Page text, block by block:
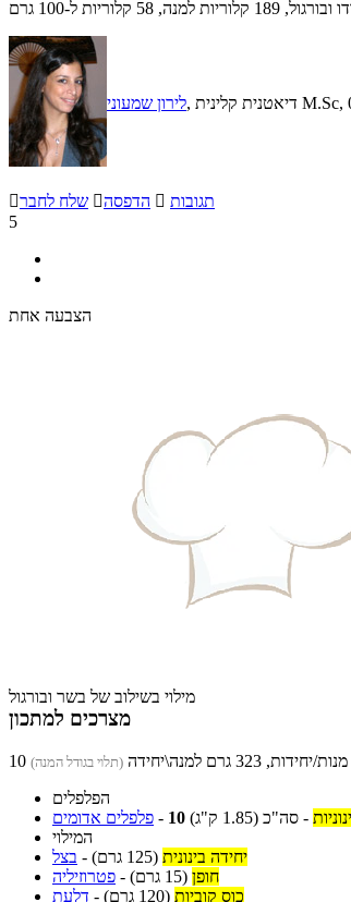
ל-100 גרם
לירון שמעוני , דיאטנית קלינית M.Sc,
שלח לחבר הדפסה  תגובות
5
הצבעה אחת
מילוי בשילוב של בשר ובורגול
מצרכים למתכון
10 מנות/יחידות, 323 גרם למנה\יחידה (תלוי בגודל המנה)
הפלפלים
פלפלים אדומים - 10 - סה"כ (1.85 ק"ג)
המילוי
בצל - יחידה בינונית (125 גרם)
פטרוזיליה - חופן (15 גרם)
דלעת - כוס קוביות (120 גרם)